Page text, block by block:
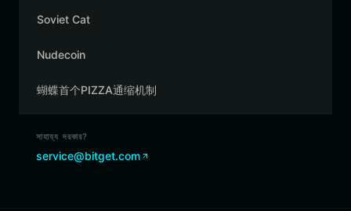
Soviet Cat
Nudecoin
蝴蝶首个PIZZA通缩机制
সাহায্য দরকার?
service@bitget.com